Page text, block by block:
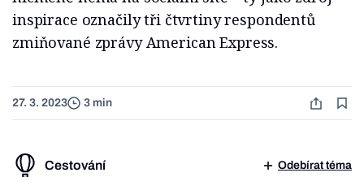
inspirace označily tři čtvrtiny respondentů
zmiňované zprávy American Express.
27. 3. 2023 3 min
Cestování Odebírat téma